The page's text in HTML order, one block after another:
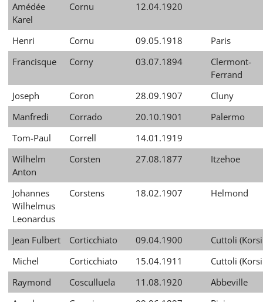
Amédée
Karel
Cornu 12.04.1920
Henri Cornu 09.05.1918
Paris
Francisque
Corny 03.07.1894
Clermont-
Ferrand
Joseph
Coron 28.09.1907
Cluny
Manfredi
Corrado 20.10.1901
Palermo
Tom-Paul
Correll
14.01.1919
Wilhelm
Anton
Corsten 27.08.1877 Itzehoe
Johannes
Wilhelmus
Leonardus
Corstens 18.02.1907 Helmond
Jean Fulbert Corticchiato 09.04.1900
Cuttoli
Michel
Corticchiato 15.04.1911
Cuttoli
Raymond
Cosculluela 11.08.1920
Abbeville